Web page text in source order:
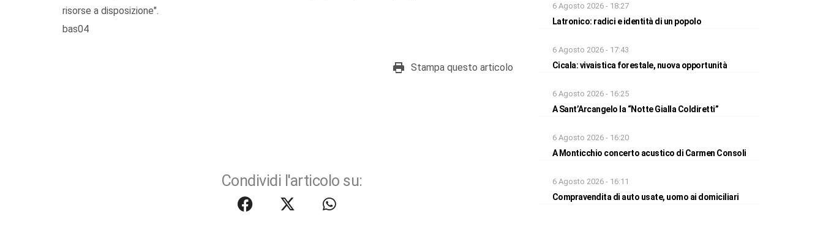
risorse a disposizione".
bas04
Stampa questo articolo
Condividi l'articolo su:
6 Agosto 2026 - 18:27
Latronico: radici e identità di un popolo
6 Agosto 2026 - 17:43
Cicala: vivaistica forestale, nuova opportunità
6 Agosto 2026 - 16:25
A Sant’Arcangelo la “Notte Gialla Coldiretti”
6 Agosto 2026 - 16:20
A Monticchio concerto acustico di Carmen Consoli
6 Agosto 2026 - 16:11
Compravendita di auto usate, uomo ai domiciliari